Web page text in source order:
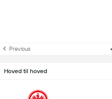
Previous
Hoved til hoved